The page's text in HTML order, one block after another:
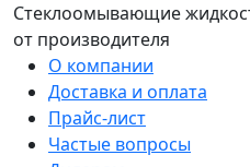
Стеклоомывающие
от производителя
О компании
Доставка и оплата
Прайс-лист
Частые вопросы